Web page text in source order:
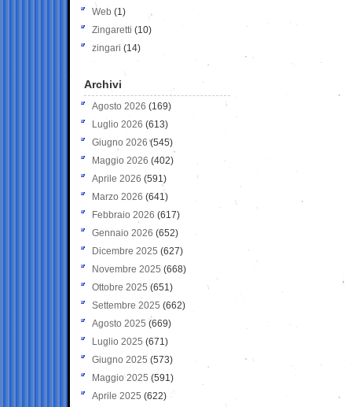
Web (1)
Zingaretti (10)
zingari (14)
Archivi
Agosto 2026 (169)
Luglio 2026 (613)
Giugno 2026 (545)
Maggio 2026 (402)
Aprile 2026 (591)
Marzo 2026 (641)
Febbraio 2026 (617)
Gennaio 2026 (652)
Dicembre 2025 (627)
Novembre 2025 (668)
Ottobre 2025 (651)
Settembre 2025 (662)
Agosto 2025 (669)
Luglio 2025 (671)
Giugno 2025 (573)
Maggio 2025 (591)
Aprile 2025 (622)